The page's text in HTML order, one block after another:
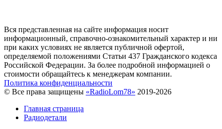
Вся представленная на сайте информация носит
информационный, справочно-ознакомительный характер и ни
при каких условиях не является публичной офертой,
определяемой положениями Статьи 437 Гражданского кодекса
Российской Федерации. За более подробной информацией о
стоимости обращайтесь к менеджерам компании.
Политика конфиденциальности
© Все права защищены «RadioLom78» 2019-2026
Главная страница
Радиодетали